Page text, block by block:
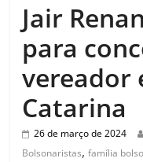
Jair
para
vereador
Catarina
26 de março de 2024
Bolsonaristas,família